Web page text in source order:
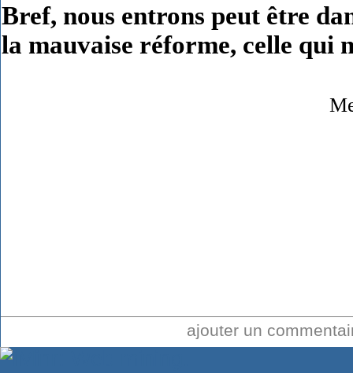
Bref, nous entrons peut être
la mauvaise réforme, celle qui
ajouter un